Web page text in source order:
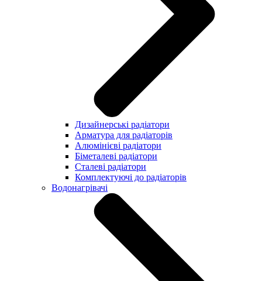
Дизайнерські радіатори
Арматура для радіаторів
Алюмінієві радіатори
Біметалеві радіатори
Сталеві радіатори
Комплектуючі до радіаторів
Водонагрівачі